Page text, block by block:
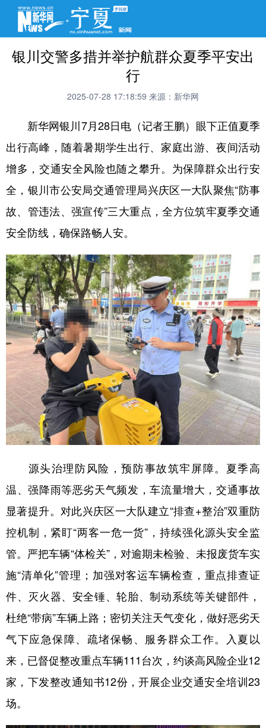
银川交警多措并举护航群众夏季平安出
行
2025-07-28 17:18:59 来源：新华网
新华网银川7月28日电（记者王鹏）眼下正值夏季
出行高峰，随着暑期学生出行、家庭出游、夜间活动
增多，交通安全风险也随之攀升。为保障群众出行安
全，银川市公安局交通管理局兴庆区一大队聚焦“防事
故、管违法、强宣传”三大重点，全方位筑牢夏季交通
安全防线，确保路畅人安。
源头治理防风险，预防事故筑牢屏障。夏季高
温、强降雨等恶劣天气频发，车流量增大，交通事故
显著提升。对此兴庆区一大队建立“排查+整治”双重防
控机制，紧盯“两客一危一货”，持续强化源头安全监
管。严把车辆“体检关”，对逾期未检验、未报废货车实
施“清单化”管理；加强对客运车辆检查，重点排查证
件、灭火器、安全锤、轮胎、制动系统等关键部件，
杜绝“带病”车辆上路；密切关注天气变化，做好恶劣天
气下应急保障、疏堵保畅、服务群众工作。入夏以
来，已督促整改重点车辆111台次，约谈高风险企业12
家，下发整改通知书12份，开展企业交通安全培训23
场。